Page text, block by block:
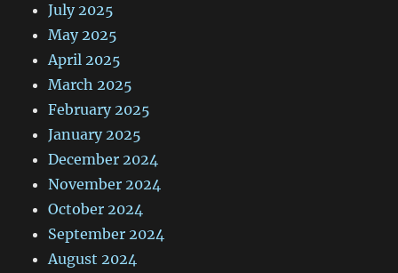
July 2025
May 2025
April 2025
March 2025
February 2025
January 2025
December 2024
November 2024
October 2024
September 2024
August 2024